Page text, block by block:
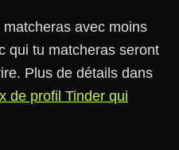
avec moins
qui tu matcheras seront
Plus de détails dans
de profil Tinder qui